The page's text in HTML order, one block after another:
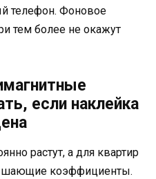
телефон. Фоновое
тем более не окажут
если наклейка
растут, а для квартир
коэффициенты.